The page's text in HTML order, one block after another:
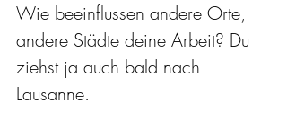
Wie beeinflussen andere Orte,
andere Städte deine Arbeit? Du
ziehst ja auch bald nach
Lausanne.